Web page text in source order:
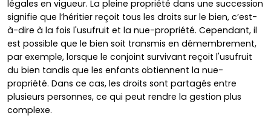
légales en vigueur. La pleine propriété dans une succession
signifie que l’héritier reçoit tous les droits sur le bien, c’est-
à-dire à la fois l'usufruit et la nue-propriété. Cependant, il
est possible que le bien soit transmis en démembrement,
par exemple, lorsque le conjoint survivant reçoit l'usufruit
du bien tandis que les enfants obtiennent la nue-
propriété. Dans ce cas, les droits sont partagés entre
plusieurs personnes, ce qui peut rendre la gestion plus
complexe.